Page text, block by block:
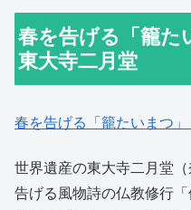
春を告げる「籠た
東大寺二月堂
春を告げる「籠たいまつ
世界遺産の東大寺二月堂
告げる風物詩の仏教修行